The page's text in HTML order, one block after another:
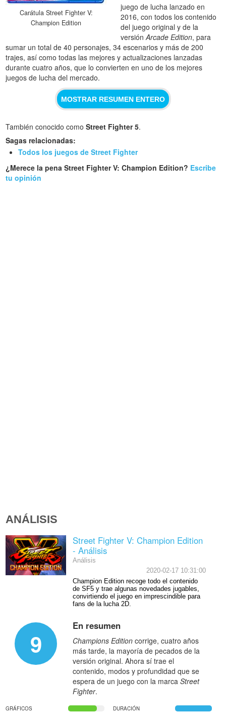
Carátula Street Fighter V:
Champion Edition
juego de lucha lanzado en
2016, con todos los contenido
del juego original y de la
versiónArcade Edition, para
sumar un total de 40 personajes, 34 escenarios y más de 200
trajes, así como todas las mejores y actualizaciones lanzadas
durante cuatro años, que lo convierten en uno de los mejores
juegos de lucha del mercado.
MOSTRAR RESUMEN ENTERO
También conocido comoStreet Fighter 5.
Sagas relacionadas:
Todos los juegos de Street Fighter
¿Merece la pena Street Fighter V: Champion Edition? Escribe
tu opinión
ANÁLISIS
Street Fighter V: Champion Edition
- Análisis
Análisis
2020-02-17 10:31:00
Champion Edition recoge todo el contenido
de SF5 y trae algunas novedades jugables,
convirtiendo el juego en imprescindible para
fans de la lucha 2D.
9
En resumen
Champions Editioncorrige, cuatro años
más tarde, la mayoría de pecados de la
versión original. Ahora sí trae el
contenido, modos y profundidad que se
espera de un juego con la marca Street
Fighter.
GRÁFICOS
DURACIÓN